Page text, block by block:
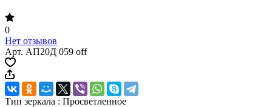
0
Нет отзывов
Арт. АП20Д 059 off
Тип зеркала : Просветленное